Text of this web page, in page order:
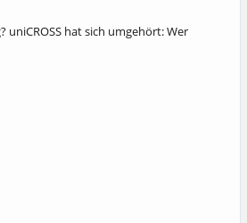
hat sich umgehört: Wer